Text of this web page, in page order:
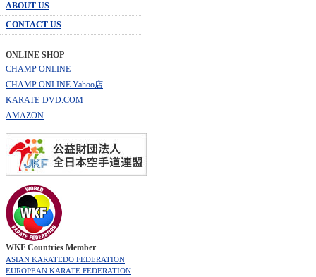
ABOUT US
CONTACT US
ONLINE SHOP
CHAMP ONLINE
CHAMP ONLINE Yahoo店
KARATE-DVD.COM
AMAZON
WKF Countries Member
ASIAN KARATEDO FEDERATION
EUROPEAN KARATE FEDERATION